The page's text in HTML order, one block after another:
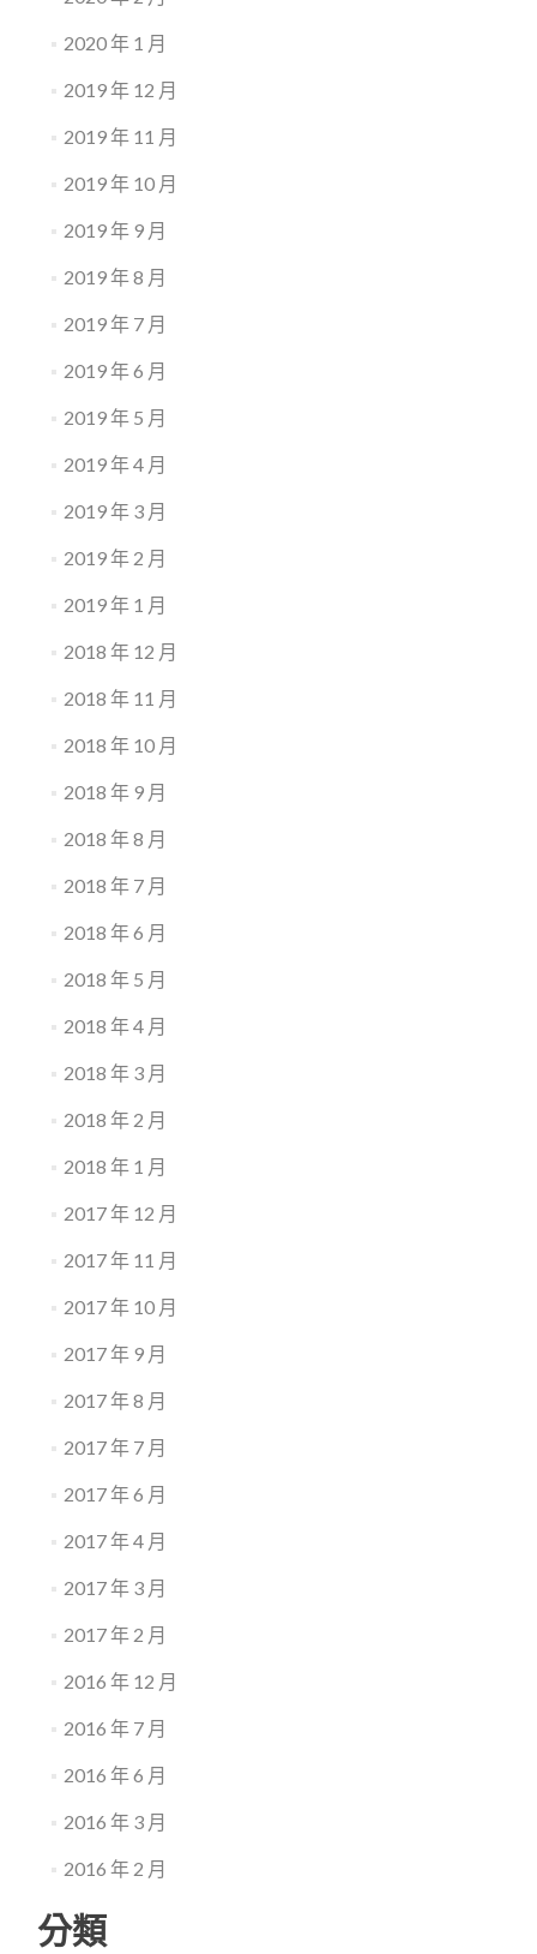
2020 年 1 月
2019 年 12 月
2019 年 11 月
2019 年 10 月
2019 年 9 月
2019 年 8 月
2019 年 7 月
2019 年 6 月
2019 年 5 月
2019 年 4 月
2019 年 3 月
2019 年 2 月
2019 年 1 月
2018 年 12 月
2018 年 11 月
2018 年 10 月
2018 年 9 月
2018 年 8 月
2018 年 7 月
2018 年 6 月
2018 年 5 月
2018 年 4 月
2018 年 3 月
2018 年 2 月
2018 年 1 月
2017 年 12 月
2017 年 11 月
2017 年 10 月
2017 年 9 月
2017 年 8 月
2017 年 7 月
2017 年 6 月
2017 年 4 月
2017 年 3 月
2017 年 2 月
2016 年 12 月
2016 年 7 月
2016 年 6 月
2016 年 3 月
2016 年 2 月
分類